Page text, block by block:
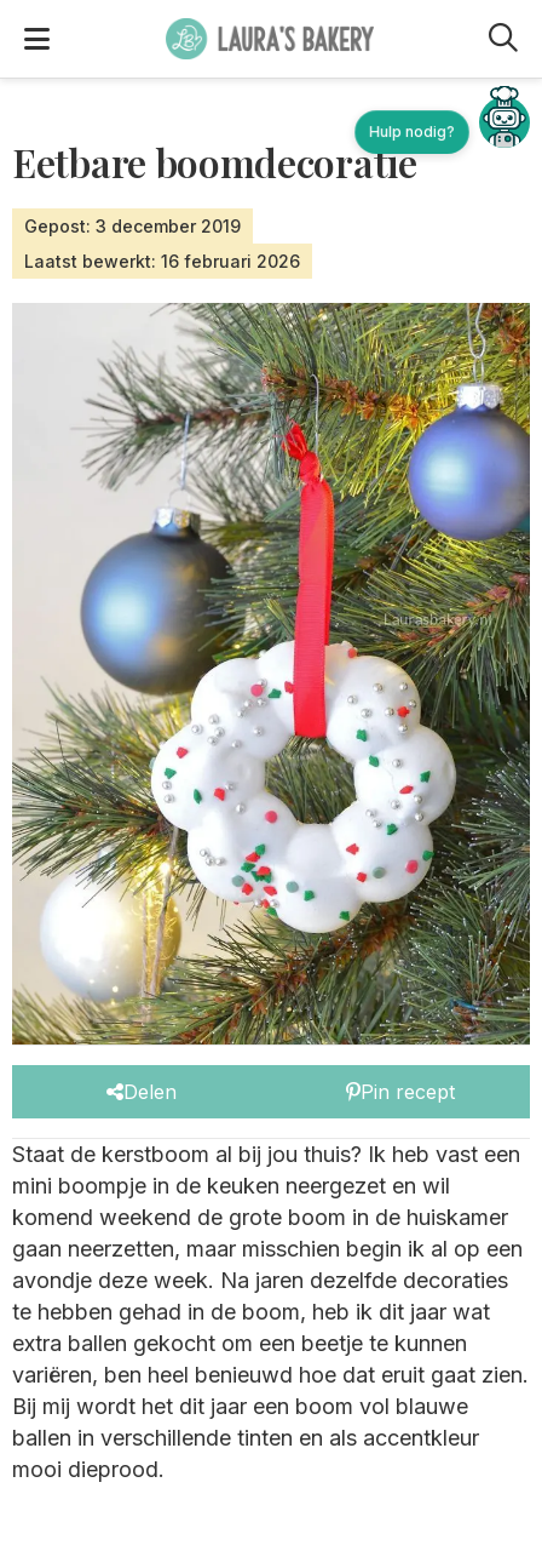
Eetbare boomdecoratie
Gepost: 3 december 2019
Laatst bewerkt: 16 februari 2026
Delen Pin recept
Staat de kerstboom al bij jou thuis? Ik heb vast een
mini boompje in de keuken neergezet en wil
komend weekend de grote boom in de huiskamer
gaan neerzetten, maar misschien begin ik al op een
avondje deze week. Na jaren dezelfde decoraties
te hebben gehad in de boom, heb ik dit jaar wat
extra ballen gekocht om een beetje te kunnen
variëren, ben heel benieuwd hoe dat eruit gaat zien.
Bij mij wordt het dit jaar een boom vol blauwe
ballen in verschillende tinten en als accentkleur
mooi dieprood.
Hulp nodig?